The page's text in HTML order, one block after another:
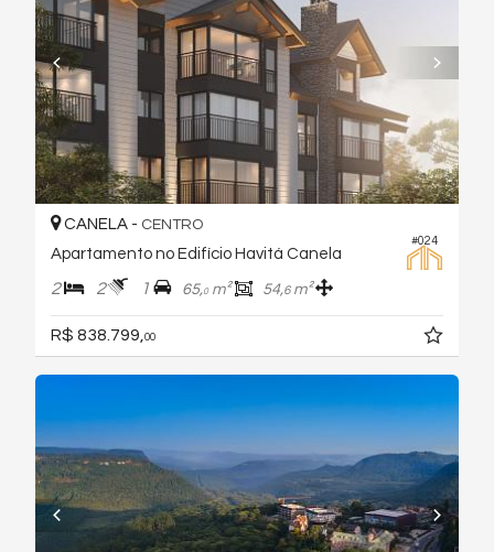
#024
CANELA - CENTRO
Apartamento no Edifício Havitá Canela
2 2 1 65,0m² 54,6m²
R$ 838.799, 00